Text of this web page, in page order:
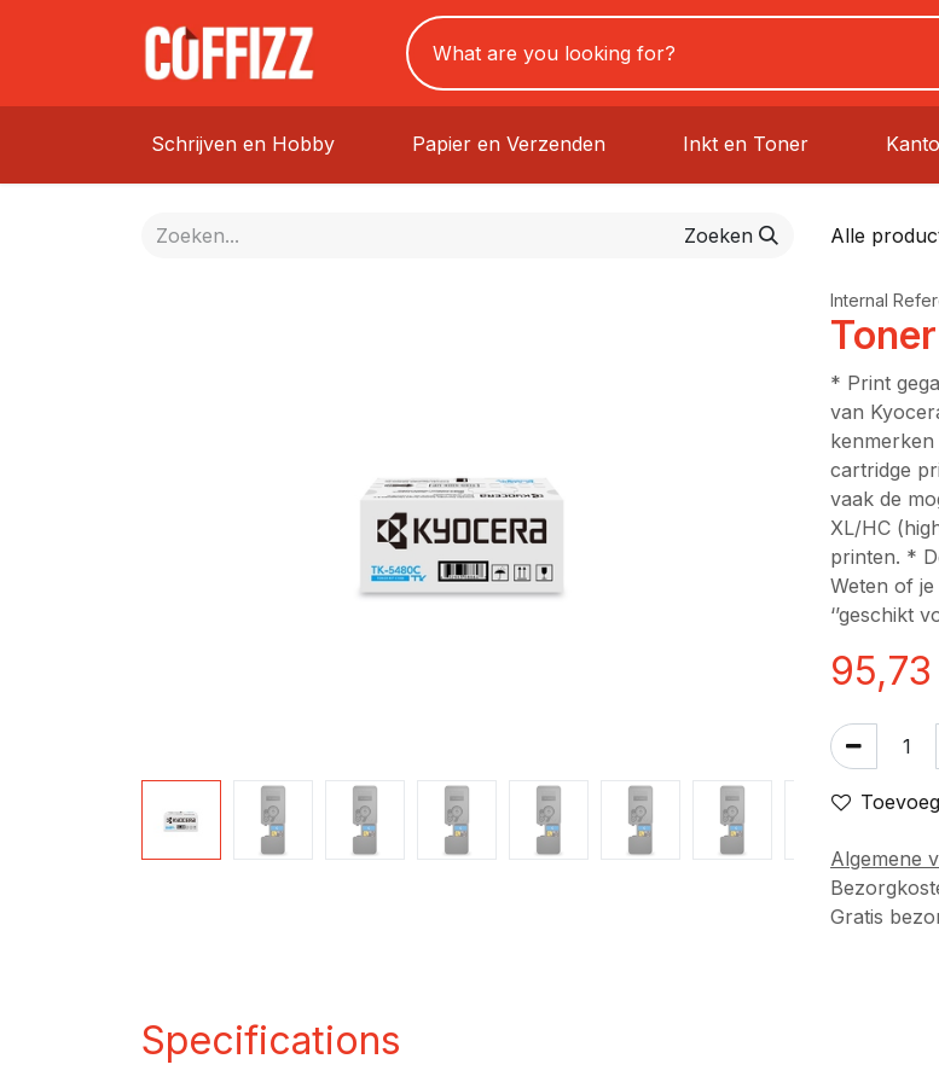
Schrijven en Hobby Papier en Verzenden Inkt en Toner
Zoeken Alle
Internal
* Print
van
cartridge
vaak de
XL/HC
printen. *
Weten of
‘’geschikt
95,73
Algemene
Gratis
Specifications